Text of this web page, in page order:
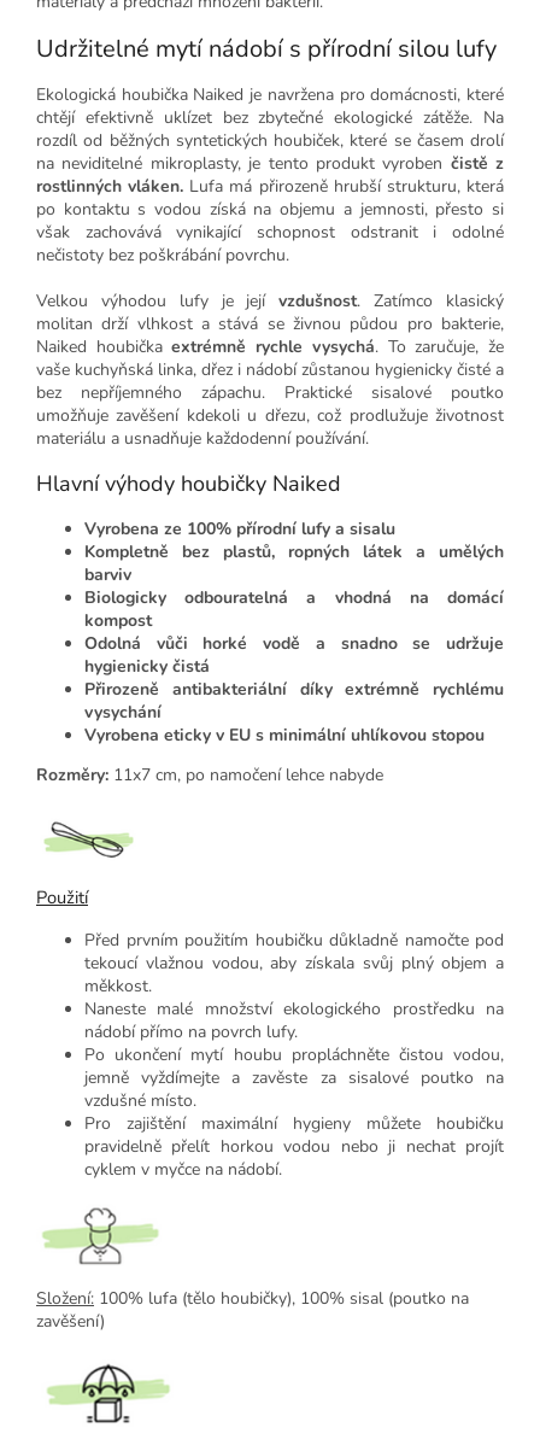
Udržitelné mytí nádobí s přírodní silou lufy
Ekologická houbička Naiked je navržena pro domácnosti, které
chtějí efektivně uklízet bez zbytečné ekologické zátěže. Na
rozdíl od běžných syntetických houbiček, které se časem drolí
na neviditelné mikroplasty, je tento produkt vyroben čistě z
rostlinných vláken. Lufa má přirozeně hrubší strukturu, která
po kontaktu s vodou získá na objemu a jemnosti, přesto si
však zachovává vynikající schopnost odstranit i odolné
nečistoty bez poškrábání povrchu.
Velkou výhodou lufy je jejívzdušnost. Zatímco klasický
molitan drží vlhkost a stává se živnou půdou pro bakterie,
Naiked houbičkaextrémně rychle vysychá. To zaručuje, že
vaše kuchyňská linka, dřez i nádobí zůstanou hygienicky čisté a
bez nepříjemného zápachu. Praktické sisalové poutko
umožňuje zavěšení kdekoli u dřezu, což prodlužuje životnost
materiálu a usnadňuje každodenní používání.
Hlavní výhody houbičky Naiked
Vyrobena ze 100% přírodní lufy a sisalu
Kompletně bez plastů, ropných látek a umělých
barviv
Biologicky odbouratelná a vhodná na domácí
kompost
Odolná vůči horké vodě a snadno se udržuje
hygienicky čistá
Přirozeně antibakteriální díky extrémně rychlému
vysychání
Vyrobena eticky v EU s minimální uhlíkovou stopou
Rozměry: 11x7 cm, po namočení lehce nabyde
Použití
Před prvním použitím houbičku důkladně namočte pod
tekoucí vlažnou vodou, aby získala svůj plný objem a
měkkost.
Naneste malé množství ekologického prostředku na
nádobí přímo na povrch lufy.
Po ukončení mytí houbu propláchněte čistou vodou,
jemně vyždímejte a zavěste za sisalové poutko na
vzdušné místo.
Pro zajištění maximální hygieny můžete houbičku
pravidelně přelít horkou vodou nebo ji nechat projít
cyklem v myčce na nádobí.
Složení: 100% lufa (tělo houbičky), 100% sisal (poutko na
zavěšení)